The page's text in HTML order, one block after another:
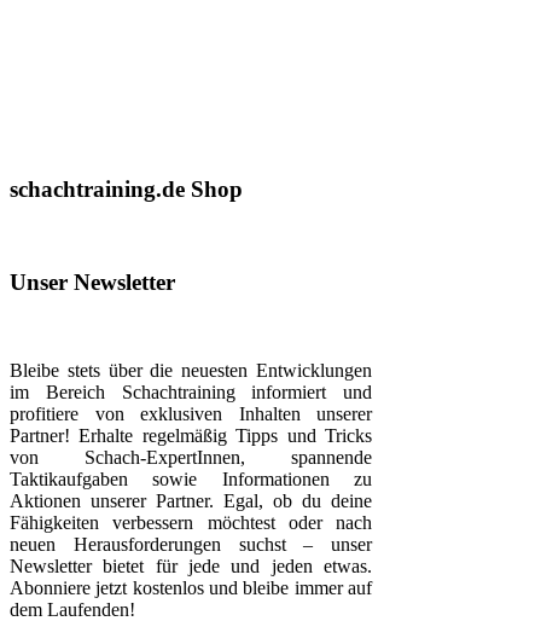
schachtraining.de Shop
Unser Newsletter
Bleibe stets über die neuesten Entwicklungen
im Bereich Schachtraining informiert und
profitiere von exklusiven Inhalten unserer
Partner! Erhalte regelmäßig Tipps und Tricks
von Schach-ExpertInnen, spannende
Taktikaufgaben sowie Informationen zu
Aktionen unserer Partner. Egal, ob du deine
Fähigkeiten verbessern möchtest oder nach
neuen Herausforderungen suchst – unser
Newsletter bietet für jede und jeden etwas.
Abonniere jetzt kostenlos und bleibe immer auf
dem Laufenden!